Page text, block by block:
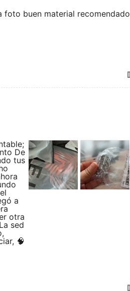
foto buen material recomendado
De
tus
a
otra
sed
🧠